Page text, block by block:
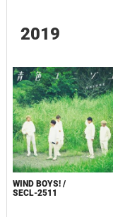
2019
WIND BOYS! /
SECL-2511